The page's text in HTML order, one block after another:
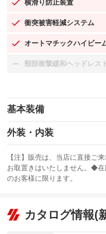
横滑り防止装置
：装備あり
衝突被害軽減システム
：装備あり
オートマチックハイビー
：装備あり
頸部衝撃緩和ヘッドレスト
：装備なし
基本装備
エアバッグ：運転席/助手
：装備あり
：装備なし
サンルーフ
：装備なし
リフトアップ
：装備なし
外装・内装
カーナビ：SDナビ
：装備あり
TV：フルセグ
：装備あり
ビジュアル：-／DVD再生
：装備あり
【注】販売は、当店に直接ご
お取置きはいたしません。◆
のお客様に限ります。
カタログ情報(